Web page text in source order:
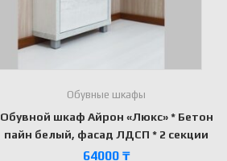
Обувные шкафы
Обувной шкаф Айрон «Люкс» * Бетон
пайн белый, фасад ЛДСП * 2 секции
64000 ₸